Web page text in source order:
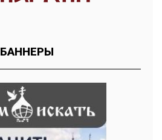
БАННЕРЫ